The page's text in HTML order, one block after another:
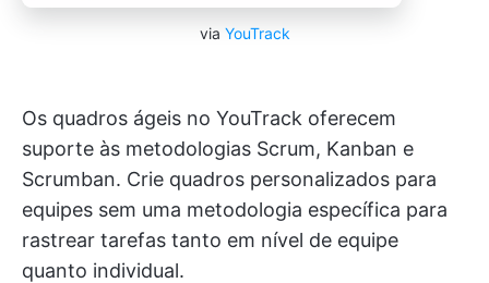
via YouTrack
Os quadros ágeis no YouTrack oferecem
suporte às metodologias Scrum, Kanban e
Scrumban. Crie quadros personalizados para
equipes sem uma metodologia específica para
rastrear tarefas tanto em nível de equipe
quanto individual.